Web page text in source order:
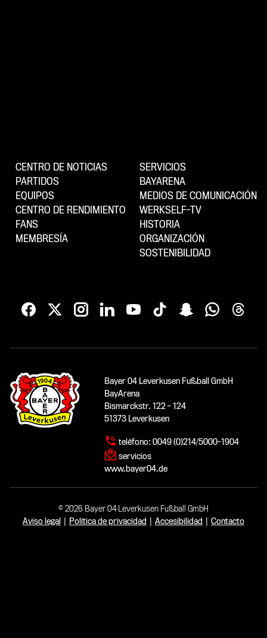
CENTRO DE NOTICIAS
PARTIDOS
EQUIPOS
CENTRO DE RENDIMIENTO
FANS
MEMBRESÍA
SERVICIOS
BAYARENA
MEDIOS DE COMUNICACIÓN
WERKSELF-TV
HISTORIA
ORGANIZACIÓN
SOSTENIBILIDAD
Bayer 04 Leverkusen Fußball GmbH
BayArena
Bismarckstr. 122 - 124
51373 Leverkusen
teléfono: 0049 (0)214/5000-1904
servicios
www.bayer04.de
© 2026 Bayer 04 Leverkusen Fußball GmbH
Aviso legal
Política de privacidad Accesibilidad Contacto